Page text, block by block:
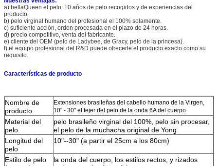
a) bellaQueen el pelo: 10 años de pelo recogidos y de experiencias del
producto.
b) pelo virginal humano del profesional el 100% solamente.
c) suficiente acción, orden procesada en el plazo de 24 horas.
d) precio competitivo, venta del fabricante.
e) cliente del OEM (pelo de Ladybee, de Gracy, pelo de la princesa).
f) el equipo profesional del R&D puede ofrecerle el producto exacto como su
requisito.
Características de producto
Nombre de
producto
Extensiones brasileñas del cabello humano de la Virgen,
10" - 30" el tejer del pelo de la onda 6A del cuerpo
Material del
pelo
pelo brasileño virginal del 100%, pelo sin procesar,
el pelo de la muchacha original de Yong.
Longitud del
pelo
10"--30" (a partir el 25cm a los 80cm)
Estilo de pelo
la onda del cuerpo, los estilos rectos, y rizados